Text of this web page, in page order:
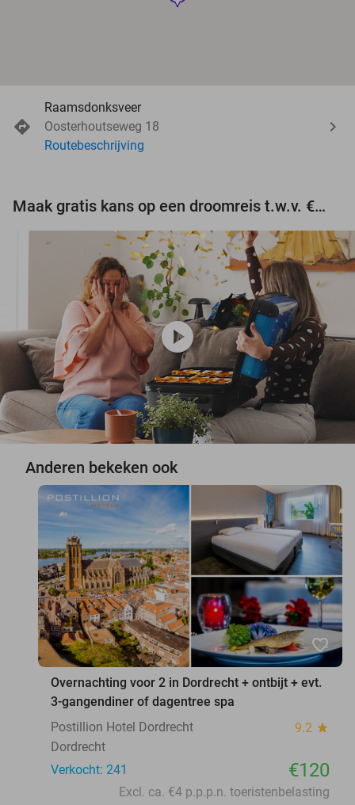
Raamsdonksveer
Oosterhoutseweg 18
Routebeschrijving
Maak gratis kans op een droomreis t.w.v. €3.000!
play_circle
Anderen bekeken ook
favorite_border
Overnachting voor 2 in Dordrecht + ontbijt + evt.
3-gangendiner of dagentree spa
Postillion Hotel Dordrecht
9.2 star
Dordrecht
Verkocht: 241
€120
Excl. ca. €4 p.p.p.n. toeristenbelasting